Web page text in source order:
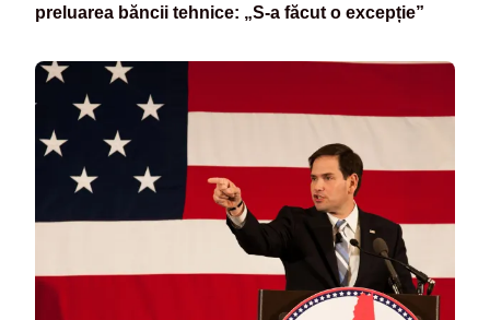
preluarea băncii tehnice: „S-a făcut o excepție”